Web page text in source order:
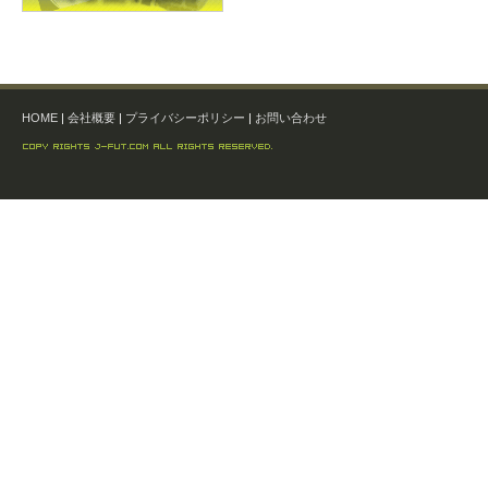
HOME | 会社概要 | プライバシーポリシー | お問い合わせ